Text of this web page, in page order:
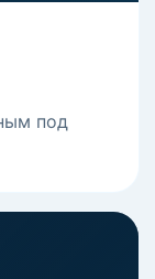
под